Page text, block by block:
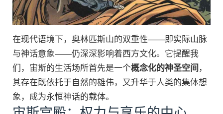
在现代语境下，奥林匹斯山的双重性——即实际山脉
与神话意象——仍深深影响着西方文化。它提醒我
们，宙斯的生活场所首先是一个概念化的神圣空间 ，
其存在既依托于自然的雄伟，又升华于人类的集体想
象，成为永恒神话的载体。